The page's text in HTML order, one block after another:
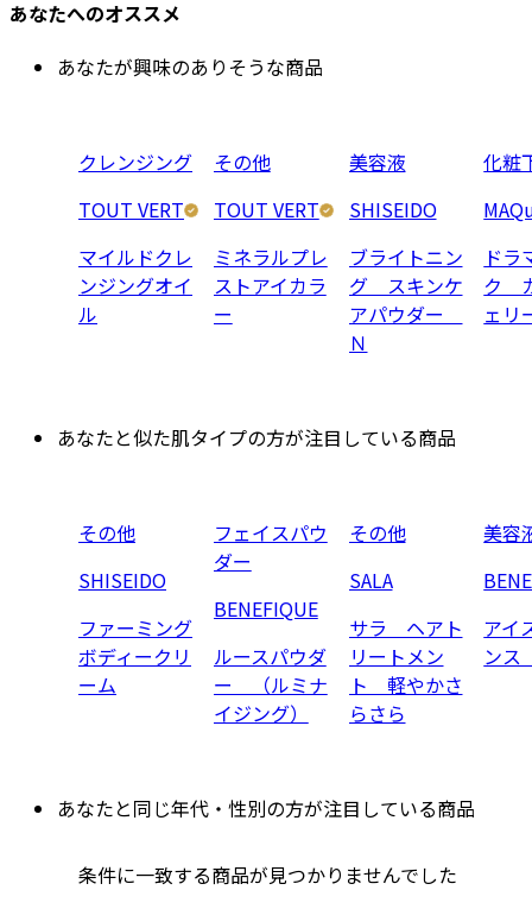
あなたへのオススメ
あなたが興味のありそうな商品
クレンジング
TOUT VERT
マイルドクレ
ンジングオイ
ル
その他
TOUT VERT
ミネラルプレ
ストアイカラ
ー
美容液
SHISEIDO
ブライトニン
グ スキンケ
アパウダー
Ｎ
化粧
ドラ
ク
ェ
あなたと似た肌タイプの方が注目している商品
その他
SHISEIDO
ファーミング
ボディークリ
ーム
フェイスパウ
ダー
BENEFIQUE
ルースパウダ
ー （ルミナ
イジング）
その他
SALA
サラ ヘアト
リートメン
ト 軽やかさ
らさら
美容
アイ
ン
あなたと同じ年代・性別の方が注目している商品
条件に一致する商品が見つかりませんでした